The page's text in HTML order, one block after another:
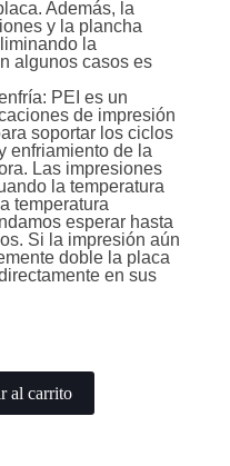
Además, la
y la plancha
la
algunos casos es
PEI es un
de impresión
soportar los ciclos
enfriamiento de la
Las impresiones
la temperatura
temperatura
esperar hasta
Si la impresión aún
doble la placa
en sus
al carrito